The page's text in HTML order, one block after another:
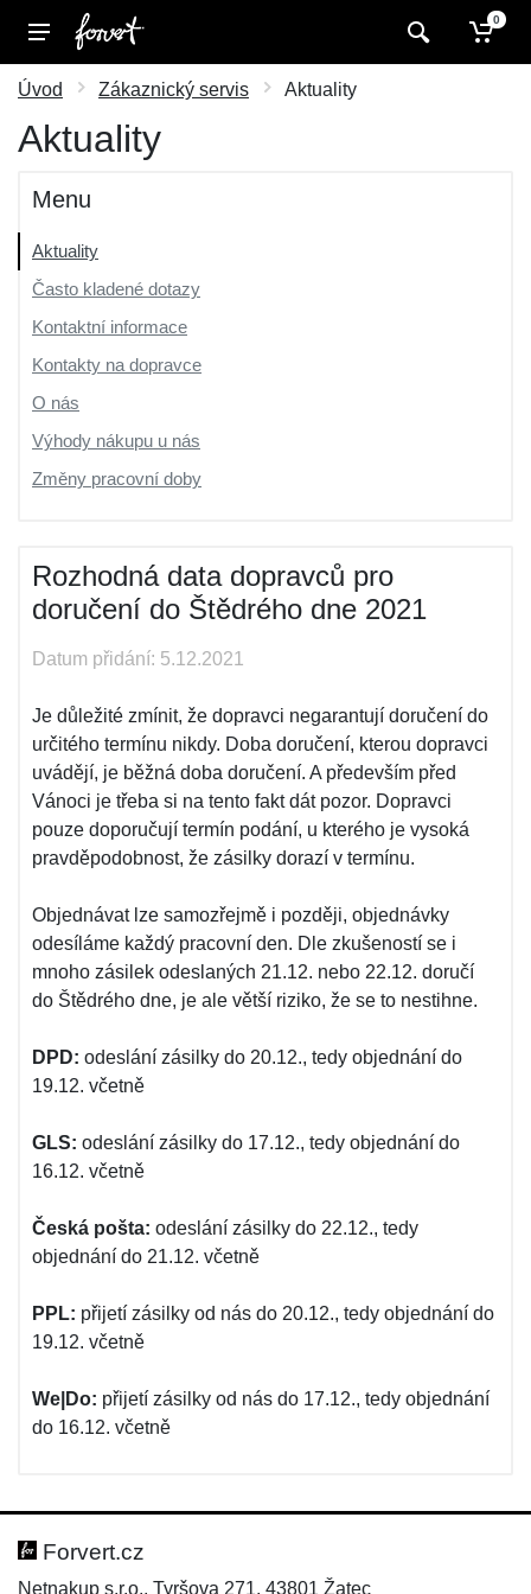
0
Úvod Zákaznický servis Aktuality
Aktuality
Menu
Aktuality
Často kladené dotazy
Kontaktní informace
Kontakty na dopravce
O nás
Výhody nákupu u nás
Změny pracovní doby
Rozhodná data dopravců pro
doručení do Štědrého dne 2021
Datum přidání: 5.12.2021
Je důležité zmínit, že dopravci negarantují doručení do
určitého termínu nikdy. Doba doručení, kterou dopravci
uvádějí, je běžná doba doručení. A především před
Vánoci je třeba si na tento fakt dát pozor. Dopravci
pouze doporučují termín podání, u kterého je vysoká
pravděpodobnost, že zásilky dorazí v termínu.
Objednávat lze samozřejmě i později, objednávky
odesíláme každý pracovní den. Dle zkušeností se i
mnoho zásilek odeslaných 21.12. nebo 22.12. doručí
do Štědrého dne, je ale větší riziko, že se to nestihne.
DPD: odeslání zásilky do 20.12., tedy objednání do
19.12. včetně
GLS: odeslání zásilky do 17.12., tedy objednání do
16.12. včetně
Česká pošta: odeslání zásilky do 22.12., tedy
objednání do 21.12. včetně
PPL: přijetí zásilky od nás do 20.12., tedy objednání do
19.12. včetně
We|Do: přijetí zásilky od nás do 17.12., tedy objednání
do 16.12. včetně
Forvert.cz
Netnakup s.r.o., Tyršova 271, 43801 Žatec